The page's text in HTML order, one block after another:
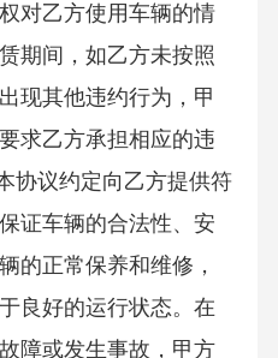
对乙方使用车辆的情
期间，如乙方未按照
现其他违约行为，甲
求乙方承担相应的违
协议约定向乙方提供符
证车辆的合法性、安
的正常保养和维修，
良好的运行状态。在
障或发生事故，甲方